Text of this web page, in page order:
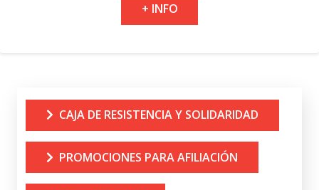
+ INFO
CAJA DE RESISTENCIA Y SOLIDARIDAD
PROMOCIONES PARA AFILIACIÓN